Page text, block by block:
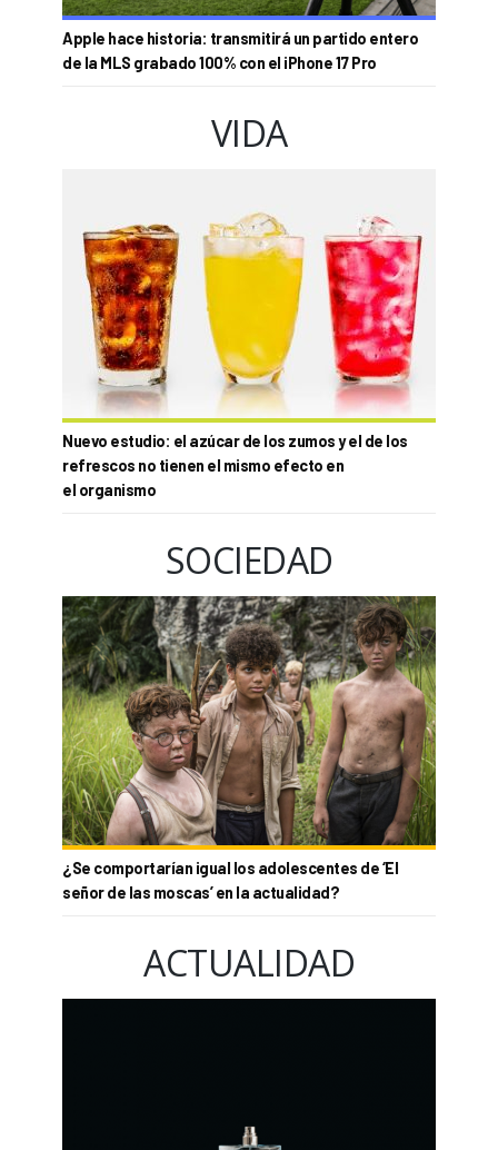
Apple hace historia: transmitirá un partido entero
de la MLS grabado 100% con el iPhone 17 Pro
VIDA
Nuevo estudio: el azúcar de los zumos y el de los
refrescos no tienen el mismo efecto en
el organismo
SOCIEDAD
¿Se comportarían igual los adolescentes de ‘El
señor de las moscas’ en la actualidad?
ACTUALIDAD